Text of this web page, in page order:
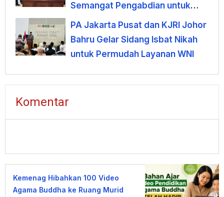
Semangat Pengabdian untuk
Negeri
PA Jakarta Pusat dan KJRI Johor
Bahru Gelar Sidang Isbat Nikah
untuk Permudah Layanan WNI
Komentar
Kemenag Hibahkan 100 Video
Agama Buddha ke Ruang Murid